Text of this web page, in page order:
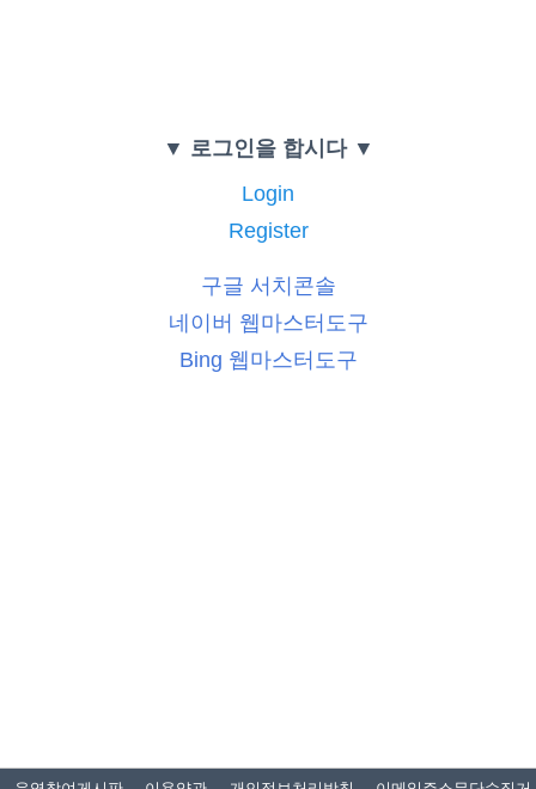
▼ 로그인을 합시다 ▼
Login
Register
구글 서치콘솔
네이버 웹마스터도구
Bing 웹마스터도구